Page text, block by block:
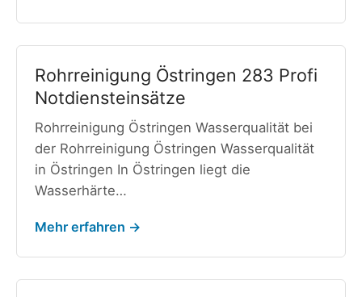
Rohrreinigung Östringen 283 Profi
Notdiensteinsätze
Rohrreinigung Östringen Wasserqualität bei
der Rohrreinigung Östringen Wasserqualität
in Östringen In Östringen liegt die
Wasserhärte…
Mehr erfahren →